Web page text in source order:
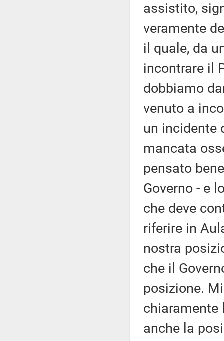
assistito,
veramente
il quale, da
incontrare il
dobbiamo
venuto a
un incidente
mancata
pensato
Governo - e
che deve
riferire in
nostra
che il
posizione.
chiaramente
anche la